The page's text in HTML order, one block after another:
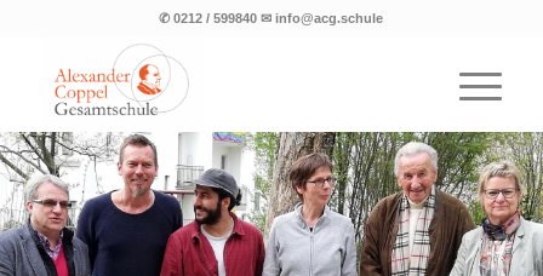
✆ 0212 / 599840 ✉ info@acg.schule